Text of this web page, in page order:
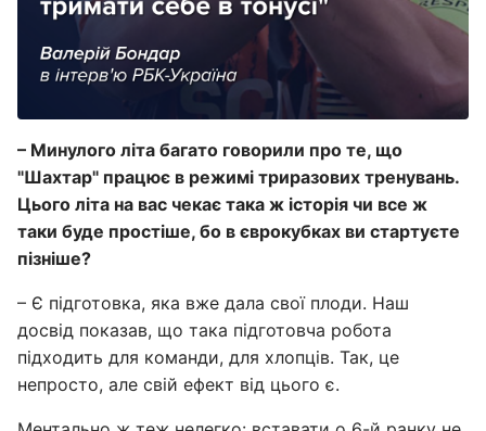
– Минулого літа багато говорили про те, що
"Шахтар" працює в режимі триразових тренувань.
Цього літа на вас чекає така ж історія чи все ж
таки буде простіше, бо в єврокубках ви стартуєте
пізніше?
– Є підготовка, яка вже дала свої плоди. Наш
досвід показав, що така підготовча робота
підходить для команди, для хлопців. Так, це
непросто, але свій ефект від цього є.